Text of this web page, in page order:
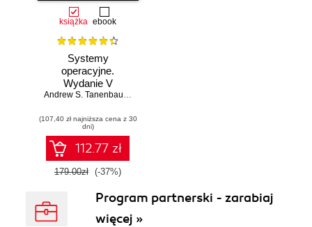
książka ebook
Systemy
operacyjne.
Wydanie V
Andrew S. Tanenbaum,
(107,40 zł najniższa cena z 30
dni)
112.77 zł
179.00zł (-37%)
Program partnerski - zarabiaj
więcej »